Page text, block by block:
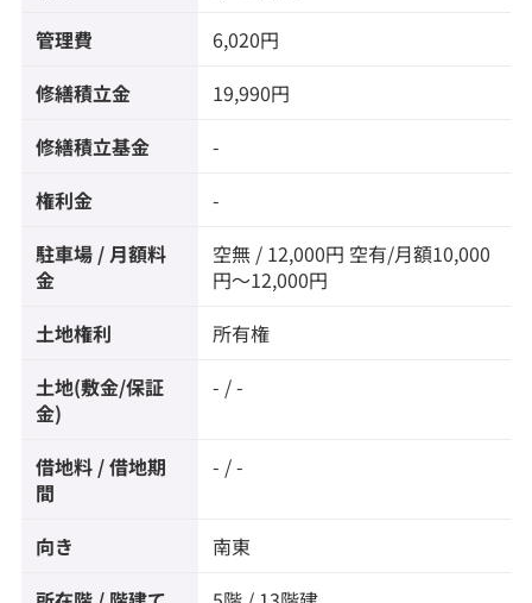
管理費 6,020円
修繕積立金 19,990円
修繕積立基金 -
権利金 -
駐車場 / 月額料
金
空無 / 12,000円 空有/月額10,000
円～12,000円
土地権利 所有権
土地(敷金/保証
金)
- / -
借地料 / 借地期
間
- / -
向き 南東